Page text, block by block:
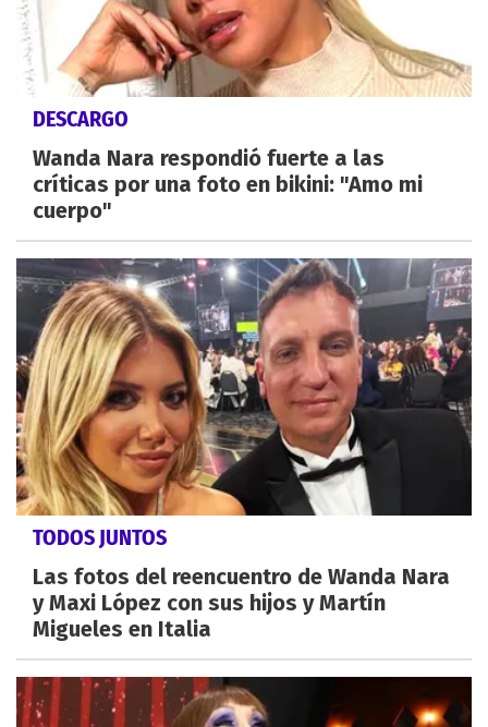
DESCARGO
Wanda Nara respondió fuerte a las
críticas por una foto en bikini: "Amo mi
cuerpo"
TODOS JUNTOS
Las fotos del reencuentro de Wanda Nara
y Maxi López con sus hijos y Martín
Migueles en Italia